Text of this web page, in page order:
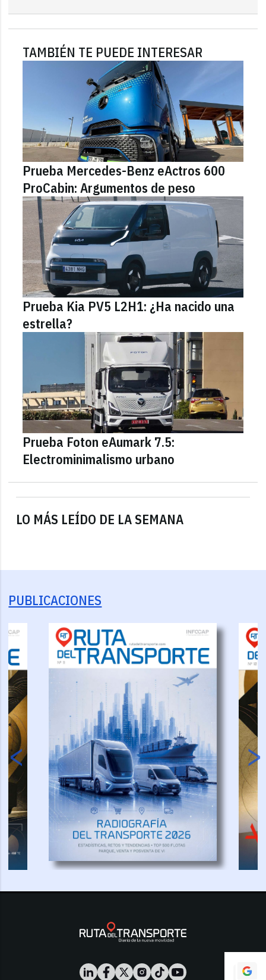
LO MÁS LEÍDO DE LA SEMANA
TAMBIÉN TE PUEDE INTERESAR
Prueba Mercedes-Benz eActros 600
ProCabin: Argumentos de peso
Prueba Kia PV5 L2H1: ¿Ha nacido una
estrella?
Prueba Foton eAumark 7.5:
Electrominimalismo urbano
PUBLICACIONES